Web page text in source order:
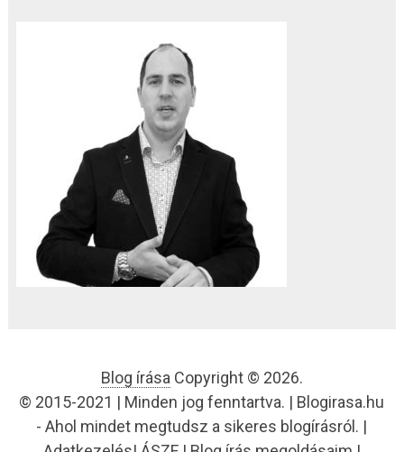
Blog írása Copyright © 2026.
© 2015-2021 | Minden jog fenntartva. | Blogirasa.hu
- Ahol mindet megtudsz a sikeres blogírásról. |